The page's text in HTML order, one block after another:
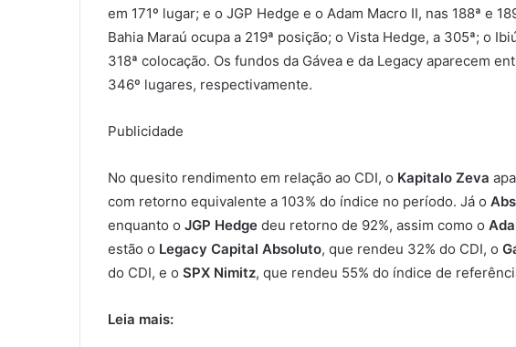
em 171º lugar; e o JGP Hedge e o Adam Macro II, nas 188ª e
Bahia Maraú ocupa a 219ª posição; o Vista Hedge, a 305ª; o
318ª colocação. Os fundos da Gávea e da Legacy aparecem
346º lugares, respectivamente.
Publicidade
No quesito rendimento em relação ao CDI, o Kapitalo Zeva
com retorno equivalente a 103% do índice no período. Já o
enquanto o JGP Hedge deu retorno de 92%, assim como o
estão o Legacy Capital Absoluto, que rendeu 32% do CDI, o
do CDI, e o SPX Nimitz, que rendeu 55% do índice de
Leia mais: